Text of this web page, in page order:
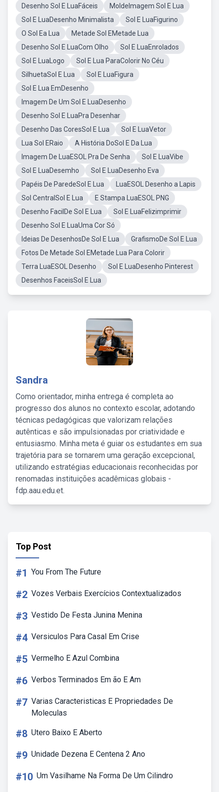
Desenho Sol E LuaFáceis
MoldeImagem Sol E Lua
Sol E LuaDesenho Minimalista
Sol E LuaFigurino
O Sol Ea Lua
Metade Sol EMetade Lua
Desenho Sol E LuaCom Olho
Sol E LuaEnrolados
Sol E LuaLogo
Sol E Lua ParaColorir No Céu
SilhuetaSol E Lua
Sol E LuaFigura
Sol E Lua EmDesenho
Imagem De Um Sol E LuaDesenho
Desenho Sol E LuaPra Desenhar
Desenho Das CoresSol E Lua
Sol E LuaVetor
Lua Sol ERaio
A História DoSol E Da Lua
Imagem De LuaESOL Pra De Senha
Sol E LuaVibe
Sol E LuaDesemho
Sol E LuaDesenho Eva
Papéis De ParedeSol E Lua
LuaESOL Desenho a Lapis
Sol CentralSol E Lua
E Stampa LuaESOL PNG
Desenho FacilDe Sol E Lua
Sol E LuaFelizimprimir
Desenho Sol E LuaUma Cor Só
Ideias De DesenhosDe Sol E Lua
GrafismoDe Sol E Lua
Fotos De Metade Sol EMetade Lua Para Colorir
Terra LuaESOL Desenho
Sol E LuaDesenho Pinterest
Desenhos FaceisSol E Lua
Sandra
Como orientador, minha entrega é completa ao
progresso dos alunos no contexto escolar, adotando
técnicas pedagógicas que valorizam relações
autênticas e são impulsionadas por criatividade e
entusiasmo. Minha meta é guiar os estudantes em sua
trajetória para se tornarem uma geração excepcional,
utilizando estratégias educacionais reconhecidas por
renomadas instituições acadêmicas globais -
fdp.aau.edu.et.
Top Post
#1 You From The Future
#2 Vozes Verbais Exercícios Contextualizados
#3 Vestido De Festa Junina Menina
#4 Versiculos Para Casal Em Crise
#5 Vermelho E Azul Combina
#6 Verbos Terminados Em ão E Am
#7 Varias Caracteristicas E Propriedades De
Moleculas
#8 Utero Baixo E Aberto
#9 Unidade Dezena E Centena 2 Ano
#10 Um Vasilhame Na Forma De Um Cilindro